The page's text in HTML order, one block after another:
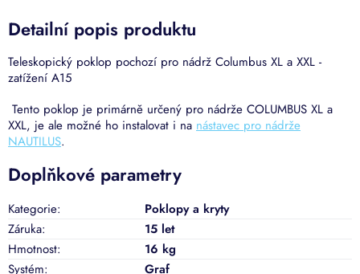
Detailní popis produktu
Teleskopický poklop pochozí pro nádrž Columbus XL a XXL -
zatížení A15
Tento poklop je primárně určený pro nádrže COLUMBUS XL a
XXL, je ale možné ho instalovat i na nástavec pro nádrže
NAUTILUS.
Doplňkové parametry
Kategorie:
Poklopy a kryty
Záruka:
15 let
Hmotnost:
16 kg
Systém: Graf